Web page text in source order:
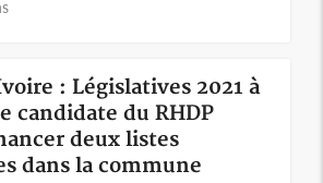
: Législatives 2021 à
candidate du RHDP
deux listes
dans la commune